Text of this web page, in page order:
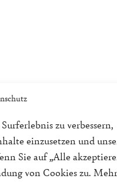
zu verbessern,
einzusetzen und
Sie auf „Alle
von Cookies zu. Mehr